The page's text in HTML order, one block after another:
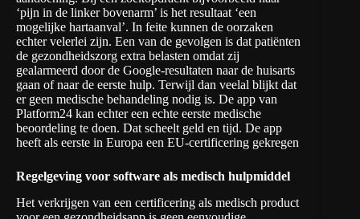
‘pijn in de linker bovenarm’ is het resultaat ‘een
mogelijke hartaanval’. In feite kunnen de oorzaken
echter velerlei zijn. Een van de gevolgen is dat patiënten
de gezondheidszorg extra belasten omdat zij
gealarmeerd door de Google-resultaten naar de huisarts
gaan of naar de eerste hulp. Terwijl dan veelal blijkt dat
er geen medische behandeling nodig is. De app van
Platform24 kan echter een echte eerste medische
beoordeling te doen. Dat scheelt geld en tijd. De app
heeft als eerste in Europa een EU-certificering gekregen
Regelgeving voor software als medisch hulpmiddel
Het verkrijgen van een certificering als medisch product